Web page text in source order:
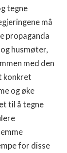
tegne
må
propaganda
husmøter,
med den
konkret
og øke
til å tegne
for disse